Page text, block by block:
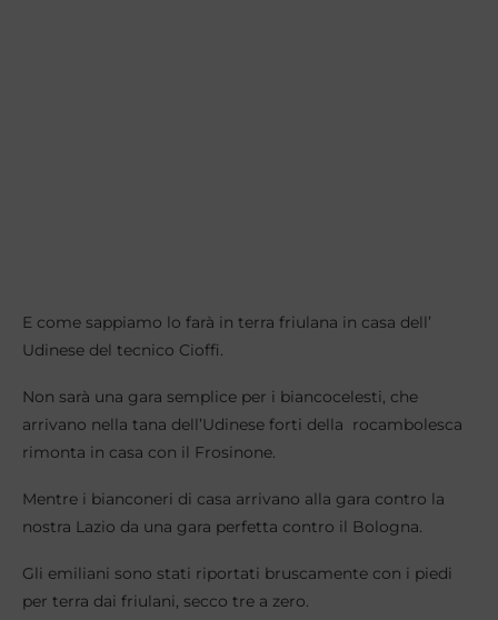
E come sappiamo lo farà in terra friulana in casa dell’
Udinese del tecnico Cioffi.
Non sarà una gara semplice per i biancocelesti, che
arrivano nella tana dell’Udinese forti della rocambolesca
rimonta in casa con il Frosinone.
Mentre i bianconeri di casa arrivano alla gara contro la
nostra Lazio da una gara perfetta contro il Bologna.
Gli emiliani sono stati riportati bruscamente con i piedi
per terra dai friulani, secco tre a zero.